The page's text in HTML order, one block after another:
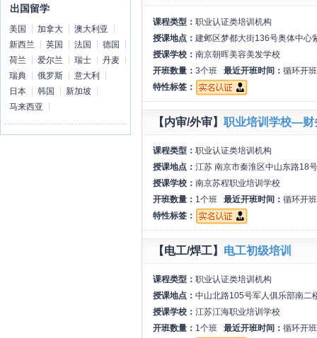
出国留学
美国 加拿大
澳大利亚
新西兰
英国 法国
德国
荷兰
爱尔兰 瑞士
丹麦
瑞典
俄罗斯
意大利
日本
韩国
新加坡
马来西亚
课程类型： 职业认证类培训机构
授课地点： 建邺区梦都大街136号奥体中心
授课学校： 南京朝晖美容美发学校
开班数量： 3个班 最近开班时间： 循环开班
特性标签：
【内审/外审】 职业培训学校—财
课程类型： 职业认证类培训机构
授课地点： 江苏 南京市秦淮区中山东路18
授课学校： 南京苏程职业培训学校
开班数量： 1个班 最近开班时间： 循环开班
特性标签：
【电工/焊工】 电工初级培训
课程类型： 职业认证类培训机构
授课地点： 中山北路105号军人俱乐部南二
授课学校： 江苏江海职业培训学校
开班数量： 1个班 最近开班时间： 循环开班